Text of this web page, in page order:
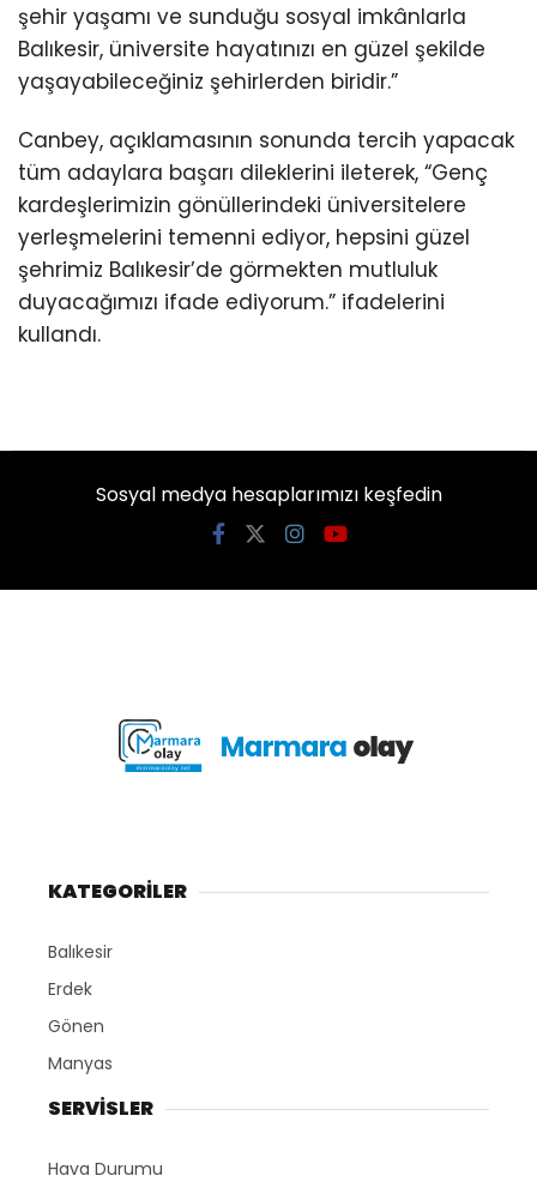
şehir yaşamı ve sunduğu sosyal imkânlarla
Balıkesir, üniversite hayatınızı en güzel şekilde
yaşayabileceğiniz şehirlerden biridir.”
Canbey, açıklamasının sonunda tercih yapacak
tüm adaylara başarı dileklerini ileterek, “Genç
kardeşlerimizin gönüllerindeki üniversitelere
yerleşmelerini temenni ediyor, hepsini güzel
şehrimiz Balıkesir’de görmekten mutluluk
duyacağımızı ifade ediyorum.” ifadelerini
kullandı.
Sosyal medya hesaplarımızı keşfedin
KATEGORİLER
Balıkesir
Erdek
Gönen
Manyas
SERVİSLER
Hava Durumu